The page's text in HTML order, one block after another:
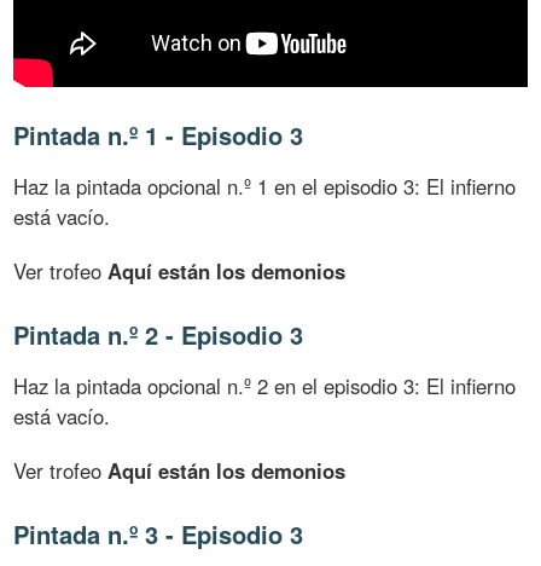
Pintada n.º 1 - Episodio 3
Haz la pintada opcional n.º 1 en el episodio 3: El infierno
está vacío.
Ver trofeoAquí están los demonios
Pintada n.º 2 - Episodio 3
Haz la pintada opcional n.º 2 en el episodio 3: El infierno
está vacío.
Ver trofeoAquí están los demonios
Pintada n.º 3 - Episodio 3